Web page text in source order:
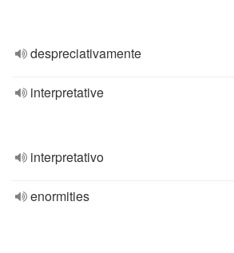
despreciativamente
interpretative
interpretativo
enormities